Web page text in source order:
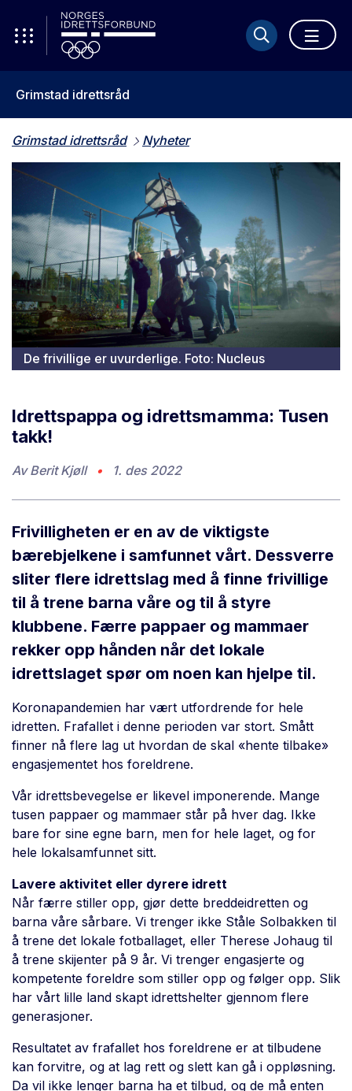
Grimstad idrettsråd
Grimstad idrettsråd Nyheter
De frivillige er uvurderlige. Foto: Nucleus
Idrettspappa og idrettsmamma: Tusen
takk!
AvBerit Kjøll • 1. des 2022
Frivilligheten er en av de viktigste
bærebjelkene i samfunnet vårt. Dessverre
sliter flere idrettslag med å finne frivillige
til å trene barna våre og til å styre
klubbene. Færre pappaer og mammaer
rekker opp hånden når det lokale
idrettslaget spør om noen kan hjelpe til.
Koronapandemien har vært utfordrende for hele
idretten. Frafallet i denne perioden var stort. Smått
finner nå flere lag ut hvordan de skal «hente tilbake»
engasjementet hos foreldrene.
Vår idrettsbevegelse er likevel imponerende. Mange
tusen pappaer og mammaer står på hver dag. Ikke
bare for sine egne barn, men for hele laget, og for
hele lokalsamfunnet sitt.
Lavere aktivitet eller dyrere idrett
Når færre stiller opp, gjør dette breddeidretten og
barna våre sårbare. Vi trenger ikke Ståle Solbakken til
å trene det lokale fotballaget, eller Therese Johaug til
å trene skijenter på 9 år. Vi trenger engasjerte og
kompetente foreldre som stiller opp og følger opp. Slik
har vårt lille land skapt idrettshelter gjennom flere
generasjoner.
Resultatet av frafallet hos foreldrene er at tilbudene
kan forvitre, og at lag rett og slett kan gå i oppløsning.
Da vil ikke lenger barna ha et tilbud, og de må enten